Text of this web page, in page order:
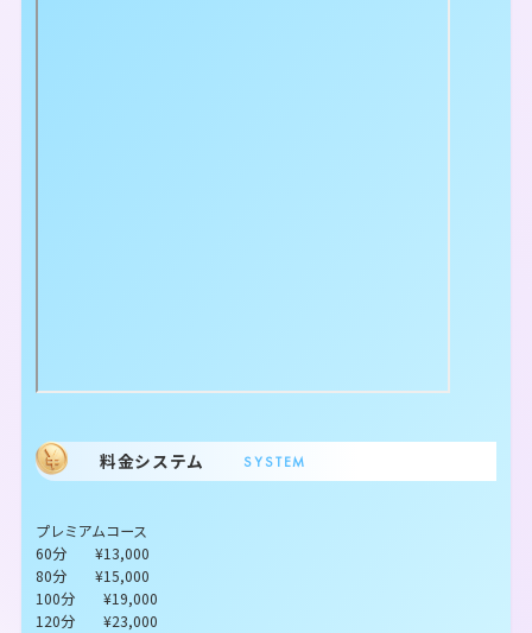
料金システム SYSTEM
プレミアムコース
60分 ¥13,000
80分 ¥15,000
100分 ¥19,000
120分 ¥23,000